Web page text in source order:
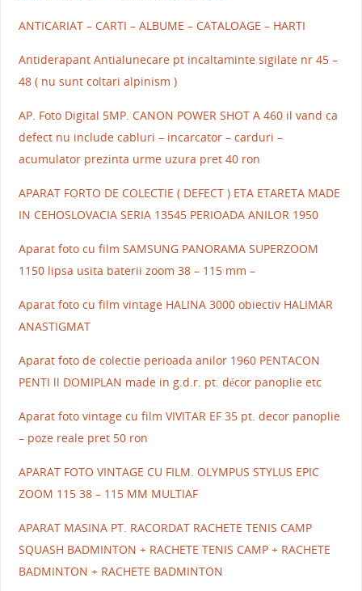
ANTICARIAT – CARTI – ALBUME – CATALOAGE – HARTI
Antiderapant Antialunecare pt incaltaminte sigilate nr 45 –
48 ( nu sunt coltari alpinism )
AP. Foto Digital 5MP. CANON POWER SHOT A 460 il vand ca
defect nu include cabluri – incarcator – carduri –
acumulator prezinta urme uzura pret 40 ron
APARAT FORTO DE COLECTIE ( DEFECT ) ETA ETARETA MADE
IN CEHOSLOVACIA SERIA 13545 PERIOADA ANILOR 1950
Aparat foto cu film SAMSUNG PANORAMA SUPERZOOM
1150 lipsa usita baterii zoom 38 – 115 mm –
Aparat foto cu film vintage HALINA 3000 obiectiv HALIMAR
ANASTIGMAT
Aparat foto de colectie perioada anilor 1960 PENTACON
PENTI ll DOMIPLAN made in g.d.r. pt. décor panoplie etc
Aparat foto vintage cu film VIVITAR EF 35 pt. decor panoplie
– poze reale pret 50 ron
APARAT FOTO VINTAGE CU FILM. OLYMPUS STYLUS EPIC
ZOOM 115 38 – 115 MM MULTIAF
APARAT MASINA PT. RACORDAT RACHETE TENIS CAMP
SQUASH BADMINTON + RACHETE TENIS CAMP + RACHETE
BADMINTON + RACHETE BADMINTON